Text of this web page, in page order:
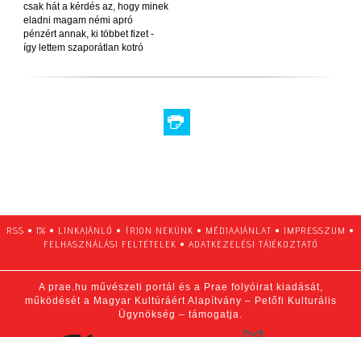
csak hát a kérdés az, hogy minek
eladni magam némi apró
pénzért annak, ki többet fizet -
így lettem szaporátlan kotró
RSS • 1% • LINKAJÁNLÓ • ÍRJON NEKÜNK • MÉDIAAJÁNLAT • IMPRESSZUM •
FELHASZNÁLÁSI FELTÉTELEK • ADATKEZELÉSI TÁJÉKOZTATÓ
A prae.hu művészeti portál és a Prae folyóirat kiadását,
működését a Magyar Kultúráért Alapítvány – Petőfi Kulturális
Ügynökség – támogatja.